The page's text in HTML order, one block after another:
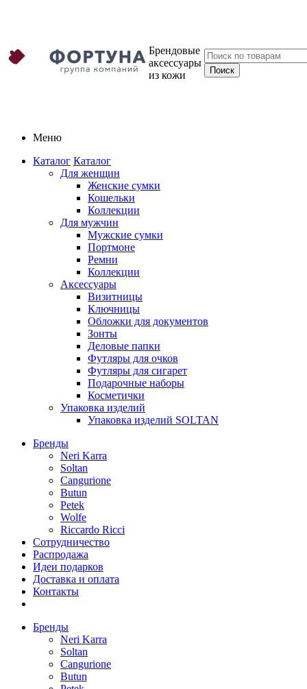
Брендовые
аксессуары
из кожи
Меню
Каталог Каталог
Для женщин
Женские сумки
Кошельки
Коллекции
Для мужчин
Мужские сумки
Портмоне
Ремни
Коллекции
Аксессуары
Визитницы
Ключницы
Обложки для документов
Зонты
Деловые папки
Футляры для очков
Футляры для сигарет
Подарочные наборы
Косметички
Упаковка изделий
Упаковка изделий SOLTAN
Бренды
Neri Karra
Soltan
Cangurione
Butun
Petek
Wolfe
Riccardo Ricci
Сотрудничество
Распродажа
Идеи подарков
Доставка и оплата
Контакты
Бренды
Neri Karra
Soltan
Cangurione
Butun